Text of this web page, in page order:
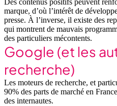
Des contenus positifs peuvent
marque, d’où l’intérêt de
presse. À l’inverse, il existe des
qui montrent de mauvais
des particuliers mécontents.
Google (et les
recherche)
Les moteurs de recherche, et
90% des parts de marché en
des internautes.